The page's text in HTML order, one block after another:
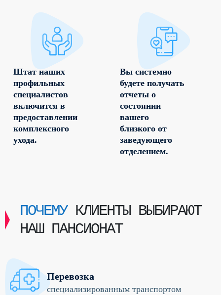
Штат наших
профильных
специалистов
включится в
предоставлении
комплексного
ухода.
Вы системно
будете получать
отчеты о
состоянии
вашего
близкого от
заведующего
отделением.
ПОЧЕМУКЛИЕНТЫ ВЫБИРАЮТ
НАШ ПАНСИОНАТ
Перевозка
специализированным транспортом